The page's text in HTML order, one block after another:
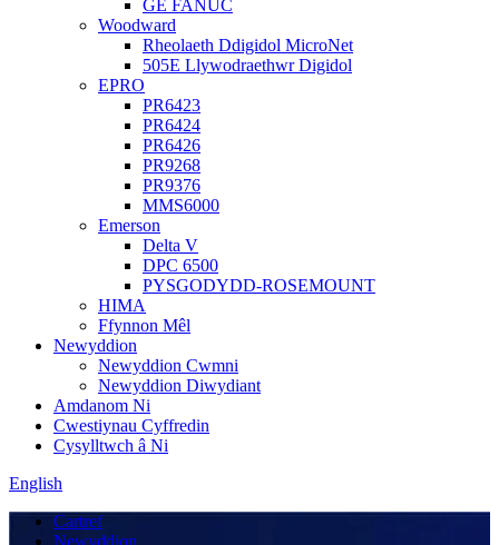
GE FANUC
Woodward
Rheolaeth Ddigidol MicroNet
505E Llywodraethwr Digidol
EPRO
PR6423
PR6424
PR6426
PR9268
PR9376
MMS6000
Emerson
Delta V
DPC 6500
PYSGODYDD-ROSEMOUNT
HIMA
Ffynnon Mêl
Newyddion
Newyddion Cwmni
Newyddion Diwydiant
Amdanom Ni
Cwestiynau Cyffredin
Cysylltwch â Ni
English
Cartref
Newyddion